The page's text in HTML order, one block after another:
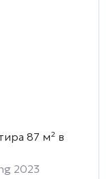
87 м² в
2023